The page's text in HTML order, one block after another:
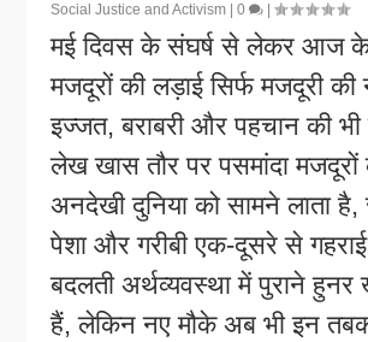
Social Justice and Activism |0 |
मई दिवस के संघर्ष से लेकर आज
मजदूरों की लड़ाई सिर्फ मजदूरी की
इज्जत, बराबरी और पहचान की
लेख खास तौर पर पसमांदा
अनदेखी दुनिया को सामने लाता है,
पेशा और गरीबी एक-दूसरे से
बदलती अर्थव्यवस्था में पुराने हुनर
हैं, लेकिन नए मौके अब भी इन